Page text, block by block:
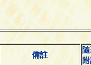
備註